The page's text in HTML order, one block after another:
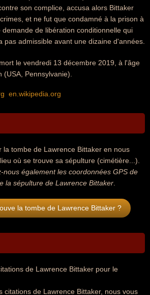
son complice, accusa alors Bittaker
crimes, et ne fut que condamné à la prison à
de libération conditionnelle qui
pas admissible avant une dizaine d'années.
le vendredi 13 décembre 2019, à l'âge
Pennsylvanie).
en.wikipedia.org
la tombe de Lawrence Bittaker en nous
où se trouve sa sépulture (cimétière...).
nous également les coordonnées GPS de
la sépulture de Lawrence Bittaker
la tombe de Lawrence Bittaker ?
de Lawrence Bittaker pour le
citations de Lawrence Bittaker, nous vous